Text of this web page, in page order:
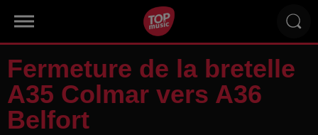
Fermeture de la bretelle
A35 Colmar vers A36
Belfort